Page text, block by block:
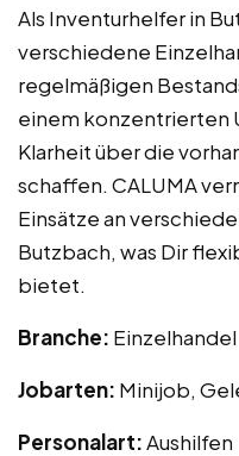
Als Inventurhelfer in
verschiedene
regelmäßigen
einem konzentrierten
Klarheit über die
schaffen. CALUMA
Einsätze an
Butzbach, was Dir
bietet.
Branche: Einzelhandel
Jobarten: Minijob,
Personalart:Aushilfen